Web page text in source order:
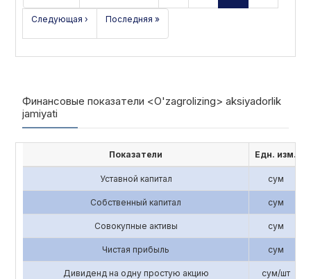
Следующая › Последняя »
Финансовые показатели <O'zagrolizing> aksiyadorlik
jamiyati
Показатели Едн. изм.
Уставной капитал сум
Собственный капитал сум
Совокупные активы сум
Чистая прибыль сум
Дивиденд на одну простую акцию сум/шт